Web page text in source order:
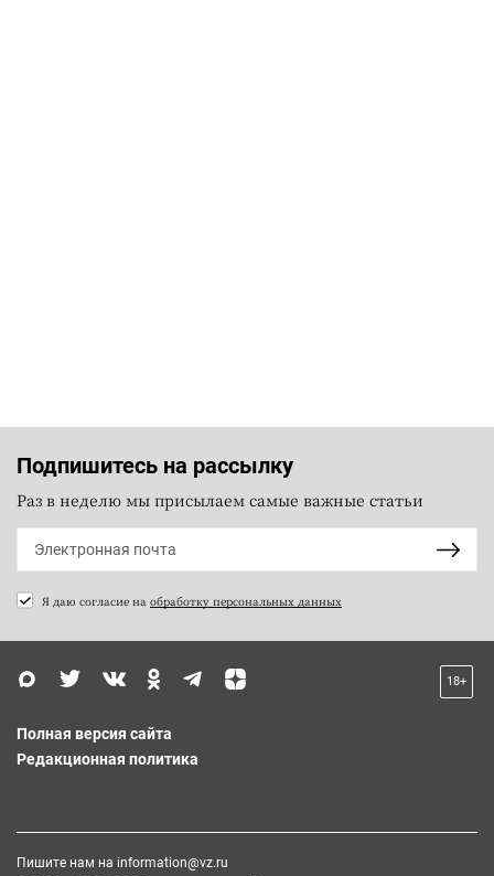
Подпишитесь на рассылку
Раз в неделю мы присылаем самые важные статьи
Я даю согласие на обработку персональных данных
18+
Полная версия сайта
Редакционная политика
Пишите нам на information@vz.ru